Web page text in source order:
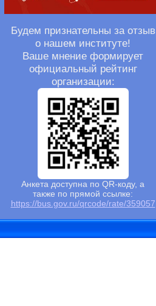
Будем признательны за отзыв
о нашем институте!
Ваше мнение формирует
официальный рейтинг
организации:
Анкета доступна по QR-коду, а
также по прямой ссылке:
https://bus.gov.ru/qrcode/rate/359057